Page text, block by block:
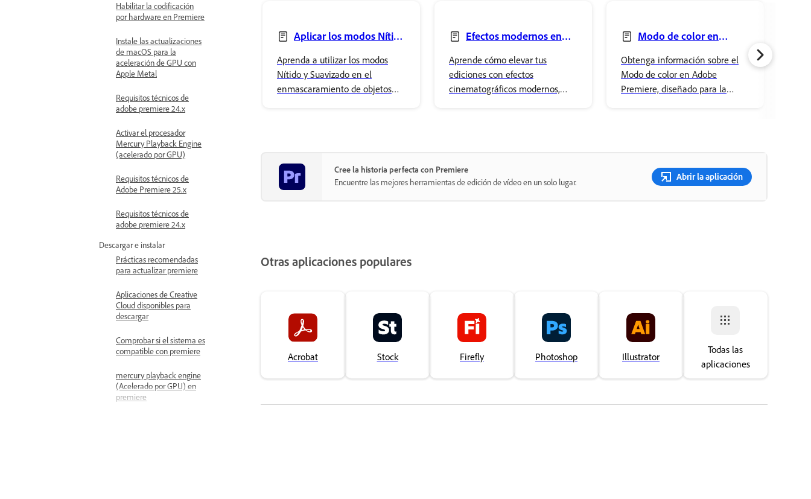
Habilitar la codificación
por hardware en Premiere
Instale las actualizaciones
de macOS para la
aceleración de GPU con
Apple Metal
Requisitos técnicos de
adobe premiere 24.x
Activar el procesador
Mercury Playback Engine
(acelerado por GPU)
Requisitos técnicos de
Adobe Premiere 25.x
Requisitos técnicos de
adobe premiere 24.x
Descargar e instalar
Prácticas recomendadas
para actualizar premiere
Aplicaciones de Creative
Cloud disponibles para
descargar
Comprobar si el sistema es
compatible con premiere
mercury playback engine
(Acelerado por GPU) en
premiere
Aplicar los modos Nítido
enmascarado de objetos
Aprenda a utilizar los modos
Nítido y Suavizado en el
enmascaramiento de objetos
Efectos modernos en
Aprende cómo elevar tus
ediciones con efectos
cinematográficos modernos,
Modo de color en
Obtenga información sobre el
Modo de color en Adobe
Premiere, diseñado para la
Cree la historia perfecta con Premiere
Encuentre las mejores herramientas de edición de vídeo en un solo lugar.
Abrir la aplicación
Otras aplicaciones populares
Acrobat Stock Firefly Photoshop Illustrator
Todas las
aplicaciones